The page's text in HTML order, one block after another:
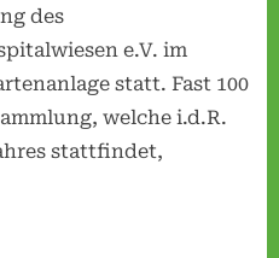
e
r
e
i
n
des
e.V. im
statt. Fast 100
welche i.d.R.
stattfindet,